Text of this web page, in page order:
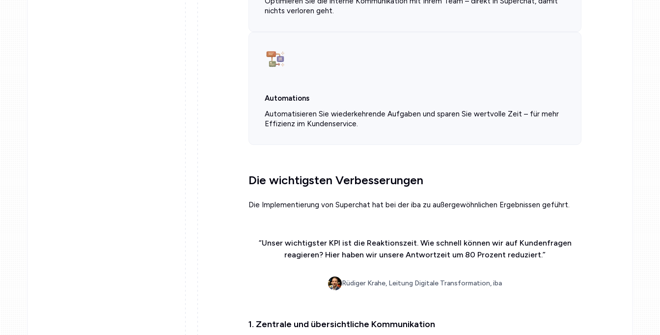
nichts verloren geht.
Automations
Automatisieren Sie wiederkehrende Aufgaben und sparen Sie wertvolle Zeit – für mehr
Effizienz im Kundenservice.
Die wichtigsten Verbesserungen
Die Implementierung von Superchat hat bei der iba zu außergewöhnlichen Ergebnissen geführt.
“Unser wichtigster KPI ist die Reaktionszeit. Wie schnell können wir auf Kundenfragen
reagieren? Hier haben wir unsere Antwortzeit um 80 Prozent reduziert.”
Rüdiger Krahe, Leitung Digitale Transformation, iba
1. Zentrale und übersichtliche Kommunikation